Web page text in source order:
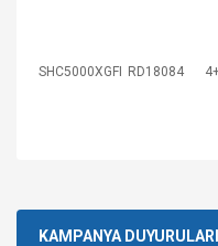
SHC5000XGFI RD18084
kullanarak tarafımıza
Görüş ve önerileriniz için
KAMPANYA